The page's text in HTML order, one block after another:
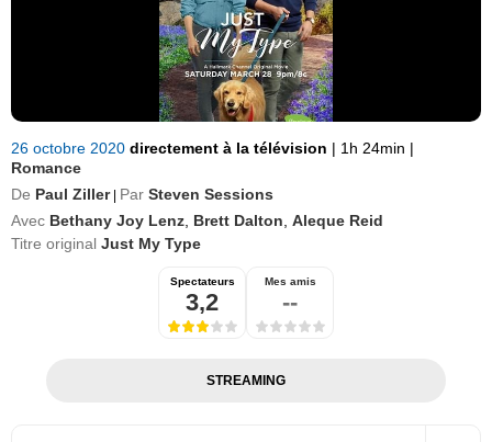
26 octobre 2020 directement à la télévision | 1h 24min |
Romance
De Paul Ziller Par Steven Sessions
Avec Bethany Joy Lenz Brett Dalton Aleque Reid
Titre original Just My Type
Spectateurs
3,2
Mes amis
--
STREAMING